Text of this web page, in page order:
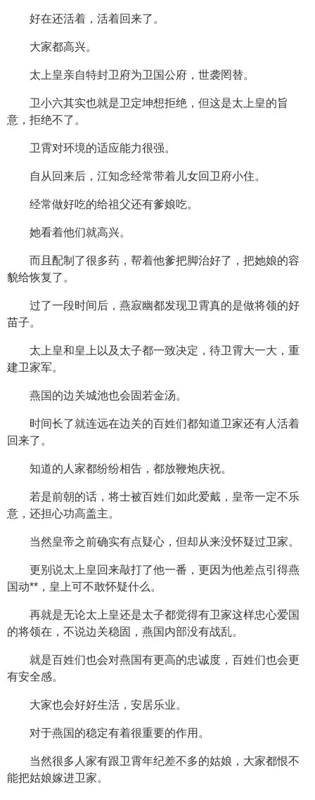
好在还活着，活着回来了。
大家都高兴。
太上皇亲自特封卫府为卫国公府，世袭罔替。
卫小六其实也就是卫定坤想拒绝，但这是太上皇的旨
意，拒绝不了。
卫霄对环境的适应能力很强。
自从回来后，江知念经常带着儿女回卫府小住。
经常做好吃的给祖父还有爹娘吃。
她看着他们就高兴。
而且配制了很多药，帮着他爹把脚治好了，把她娘的容
貌给恢复了。
过了一段时间后，燕寂幽都发现卫霄真的是做将领的好
苗子。
太上皇和皇上以及太子都一致决定，待卫霄大一大，重
建卫家军。
燕国的边关城池也会固若金汤。
时间长了就连远在边关的百姓们都知道卫家还有人活着
回来了。
知道的人家都纷纷相告，都放鞭炮庆祝。
若是前朝的话，将士被百姓们如此爱戴，皇帝一定不乐
意，还担心功高盖主。
当然皇帝之前确实有点疑心，但却从来没怀疑过卫家。
更别说太上皇回来敲打了他一番，更因为他差点引得燕
国动**，皇上可不敢怀疑什么。
再就是无论太上皇还是太子都觉得有卫家这样忠心爱国
的将领在，不说边关稳固，燕国内部没有战乱。
就是百姓们也会对燕国有更高的忠诚度，百姓们也会更
有安全感。
大家也会好好生活，安居乐业。
对于燕国的稳定有着很重要的作用。
当然很多人家有跟卫霄年纪差不多的姑娘，大家都恨不
能把姑娘嫁进卫家。